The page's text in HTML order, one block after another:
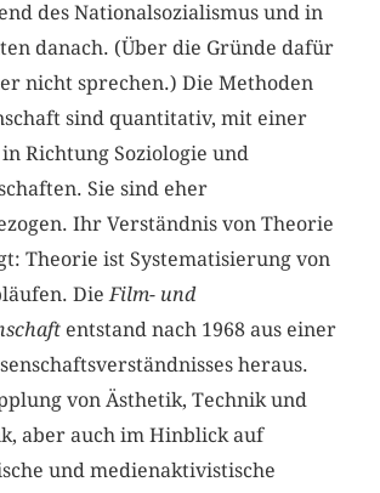
des Nationalsozialismus und in
danach. (Über die Gründe dafür
nicht sprechen.) Die Methoden
sind quantitativ, mit einer
Richtung Soziologie und
Sie sind eher
Ihr Verständnis von Theorie
Theorie ist Systematisierung von
DieFilm- und
entstand nach 1968 aus einer
heraus.
von Ästhetik, Technik und
aber auch im Hinblick auf
und medienaktivistische